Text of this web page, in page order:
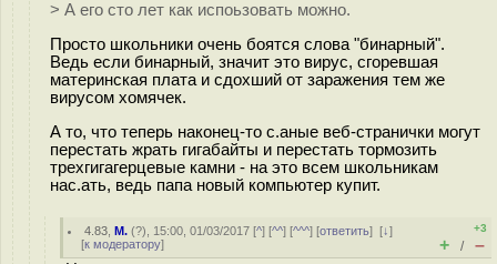
> А его сто лет как испоьзовать можно.
Просто школьники очень боятся слова "бинарный".
Ведь если бинарный, значит это вирус, сгоревшая
материнская плата и сдохший от заражения тем же
вирусом хомячек.
А то, что теперь наконец-то с.аные веб-странички могут
перестать жрать гигабайты и перестать тормозить
трехгигагерцевые камни - на это всем школьникам
нас.ать, ведь папа новый компьютер купит.
4.83 ,M. (?), 15:00, 01/03/2017 [^] [^^] [^^^] [ответить][↓]
[к модератору]
+3
+ / –